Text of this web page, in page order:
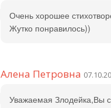
Очень хорошее
Жутко понравилось))
Алена Петровна
Уважаемая Злодейка,Вы